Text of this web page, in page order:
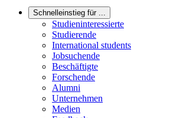
Schnelleinstieg für ...
Studieninteressierte
Studierende
International students
Jobsuchende
Beschäftigte
Forschende
Alumni
Unternehmen
Medien